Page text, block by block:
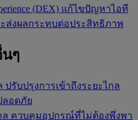
(DEX) แก้ไขปัญหาไอที
ส่งผลกระทบต่อประสิทธิภาพ
ๆ
ปรับปรุงการเข้าถึงระยะไกล
ลอดภัย
ล ควบคุมอุปกรณ์ที่ไม่ต้องพึ่งพา